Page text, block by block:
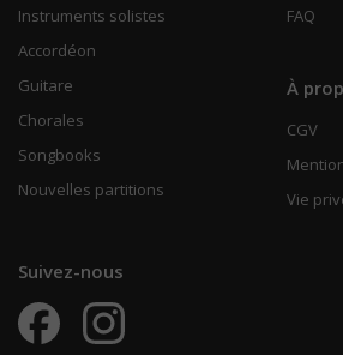
Instruments solistes
Accordéon
Guitare
Chorales
Songbooks
Nouvelles partitions
FAQ
À
CGV
Vie
Suivez-nous